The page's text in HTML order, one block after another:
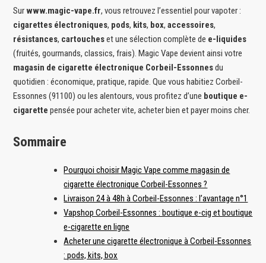
Surwww.magic-vape.fr, vous retrouvez l’essentiel pour vapoter :
cigarettes électroniques, pods, kits, box,accessoires,
résistances, cartoucheset une sélection complète de e-liquides
(fruités, gourmands, classics, frais). Magic Vape devient ainsi votre
magasin de cigarette électronique Corbeil-Essonnesdu
quotidien : économique, pratique, rapide. Que vous habitiez Corbeil-
Essonnes (91100) ou les alentours, vous profitez d’une boutique e-
cigarette pensée pour acheter vite, acheter bien et payer moins cher.
Sommaire
Pourquoi choisir Magic Vape comme magasin de
cigarette électronique Corbeil-Essonnes ?
Livraison 24 à 48h à Corbeil-Essonnes : l’avantage n°1
Vapshop Corbeil-Essonnes : boutique e-cig et boutique
e-cigarette en ligne
Acheter une cigarette électronique à Corbeil-Essonnes
: pods, kits, box